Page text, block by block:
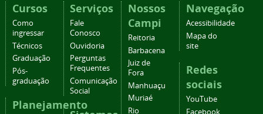
Cursos
Como
ingressar
Técnicos
Graduação
Pós-
graduação
Planejamento
Serviços
Fale
Conosco
Ouvidoria
Perguntas
Frequentes
Comunicação
Social
Nossos
Campi
Reitoria
Barbacena
Juiz de
Fora
Manhuaçu
Muriaé
Rio
Navegação
Acessibilidade
Mapa do
site
Redes
sociais
YouTube
Facebook